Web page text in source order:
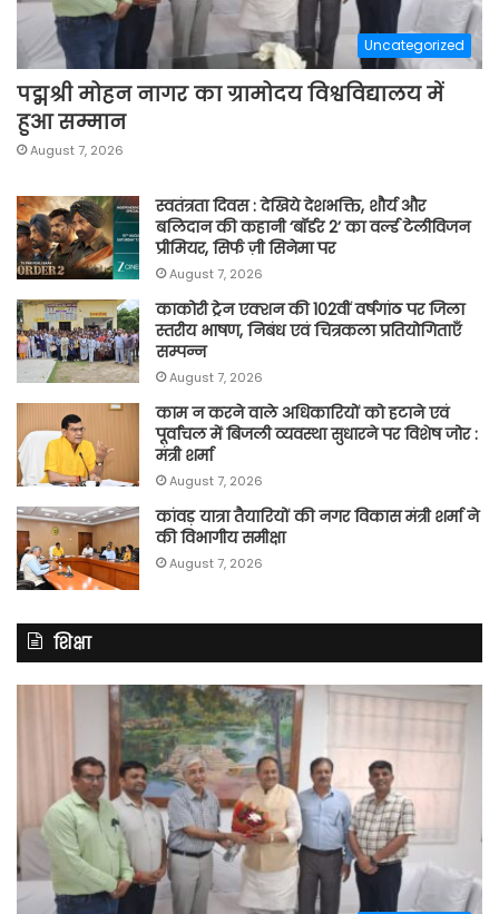
Uncategorized
पद्मश्री मोहन नागर का ग्रामोदय विश्वविद्यालय में
हुआ सम्मान
August 7, 2026
स्वतंत्रता दिवस : देखिये देशभक्ति, शौर्य और
बलिदान की कहानी ‘बॉर्डर 2’ का वर्ल्ड टेलीविजन
प्रीमियर, सिर्फ ज़ी सिनेमा पर
August 7, 2026
काकोरी ट्रेन एक्शन की 102वीं वर्षगांठ पर जिला
स्तरीय भाषण, निबंध एवं चित्रकला प्रतियोगिताएँ
सम्पन्न
August 7, 2026
काम न करने वाले अधिकारियों को हटाने एवं
पूर्वांचल में बिजली व्यवस्था सुधारने पर विशेष जोर :
मंत्री शर्मा
August 7, 2026
कांवड़ यात्रा तैयारियों की नगर विकास मंत्री शर्मा ने
की विभागीय समीक्षा
August 7, 2026
शिक्षा